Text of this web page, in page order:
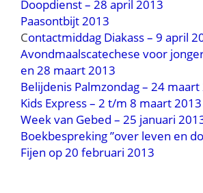
Doopdienst – 28 april 2013
Paasontbijt 2013
Contactmiddag Diakass – 9 april
Avondmaalscatechese voor
en 28 maart 2013
Belijdenis Palmzondag – 24 maart
Kids Express – 2 t/m 8 maart 2013
Week van Gebed – 25 januari
Boekbespreking ”over leven en
Fijen op 20 februari 2013